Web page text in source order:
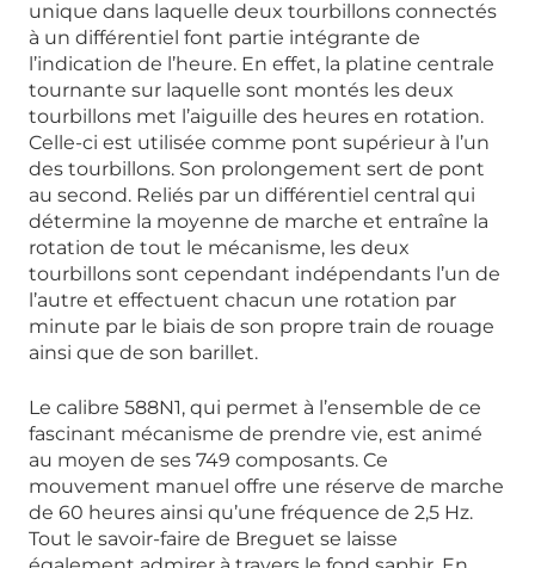
unique dans laquelle deux tourbillons connectés
à un différentiel font partie intégrante de
l’indication de l’heure. En effet, la platine centrale
tournante sur laquelle sont montés les deux
tourbillons met l’aiguille des heures en rotation.
Celle-ci est utilisée comme pont supérieur à l’un
des tourbillons. Son prolongement sert de pont
au second. Reliés par un différentiel central qui
détermine la moyenne de marche et entraîne la
rotation de tout le mécanisme, les deux
tourbillons sont cependant indépendants l’un de
l’autre et effectuent chacun une rotation par
minute par le biais de son propre train de rouage
ainsi que de son barillet.
Le calibre 588N1, qui permet à l’ensemble de ce
fascinant mécanisme de prendre vie, est animé
au moyen de ses 749 composants. Ce
mouvement manuel offre une réserve de marche
de 60 heures ainsi qu’une fréquence de 2,5 Hz.
Tout le savoir-faire de Breguet se laisse